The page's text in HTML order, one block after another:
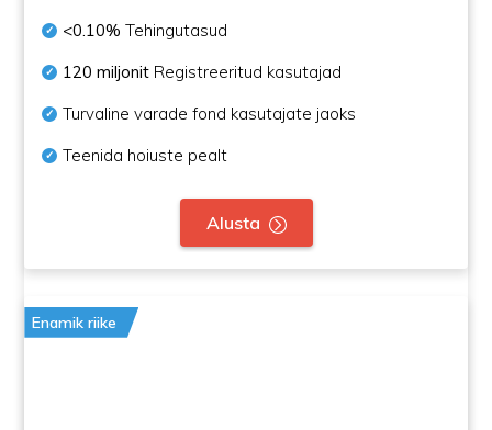
<0.10% Tehingutasud
120 miljonit Registreeritud kasutajad
Turvaline varade fond kasutajate jaoks
Teenida hoiuste pealt
Alusta
Enamik riike